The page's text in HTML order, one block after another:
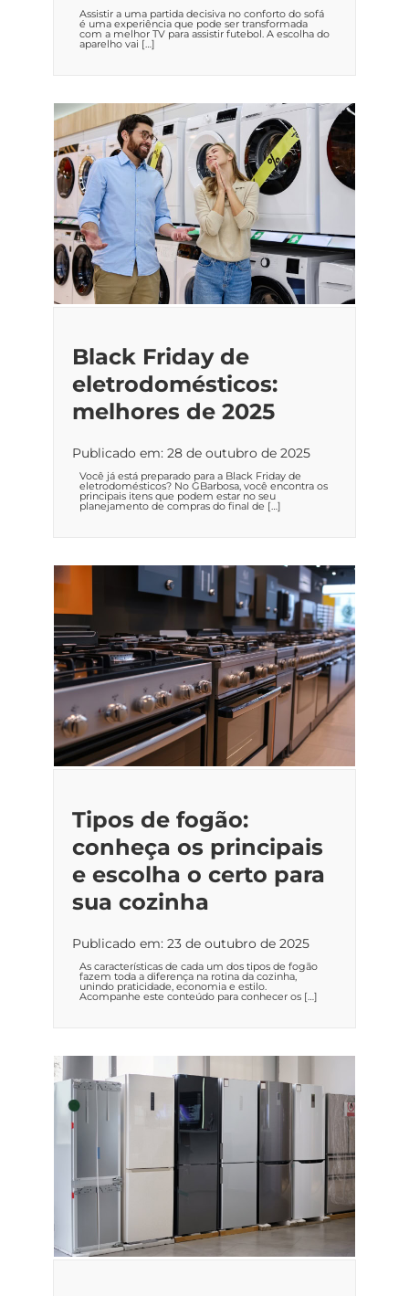
Assistir a uma partida decisiva no conforto do sofá
é uma experiência que pode ser transformada
com a melhor TV para assistir futebol. A escolha do
aparelho vai […]
Black Friday de
eletrodomésticos:
melhores de 2025
Publicado em: 28 de outubro de 2025
Você já está preparado para a Black Friday de
eletrodomésticos? No GBarbosa, você encontra os
principais itens que podem estar no seu
planejamento de compras do final de […]
Tipos de fogão:
conheça os principais
e escolha o certo para
sua cozinha
Publicado em: 23 de outubro de 2025
As características de cada um dos tipos de fogão
fazem toda a diferença na rotina da cozinha,
unindo praticidade, economia e estilo.
Acompanhe este conteúdo para conhecer os […]